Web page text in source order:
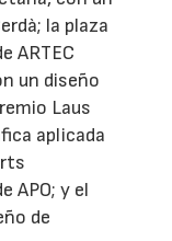
la plaza
ARTEC
un diseño
Laus
aplicada
APO; y el
de